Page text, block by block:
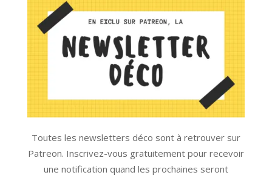
Toutes les newsletters déco sont à retrouver sur
Patreon. Inscrivez-vous gratuitement pour recevoir
une notification quand les prochaines seront